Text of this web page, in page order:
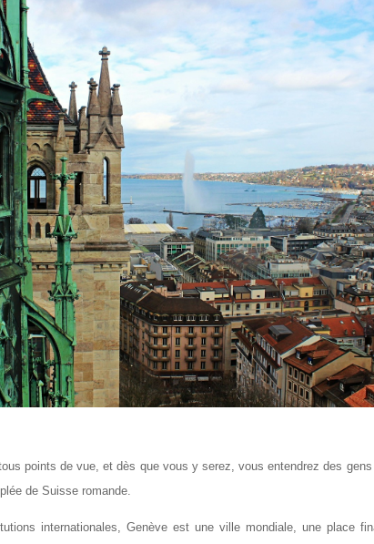
points de vue, et dès que vous y serez, vous entendrez des gens
de Suisse romande.
internationales, Genève est une ville mondiale, une place